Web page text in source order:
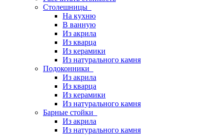
Столешницы
На кухню
В ванную
Из акрила
Из кварца
Из керамики
Из натурального камня
Подоконники
Из акрила
Из кварца
Из керамики
Из натурального камня
Барные стойки
Из акрила
Из натурального камня